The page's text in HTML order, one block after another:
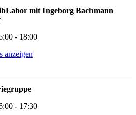
mit Ingeborg Bachmann
- 18:00
anzeigen
- 17:30